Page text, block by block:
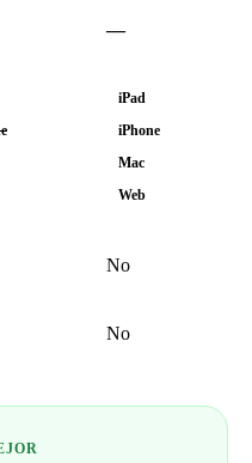
—
iPad
iPhone
Mac
Web
No
No